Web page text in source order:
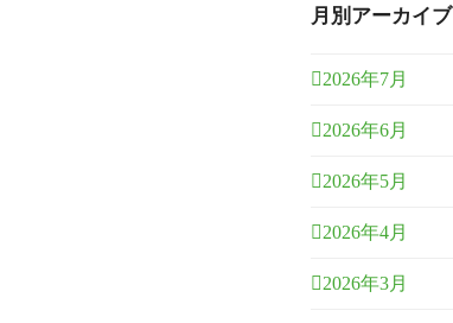
月別アーカイブ
2026年7月
2026年6月
2026年5月
2026年4月
2026年3月